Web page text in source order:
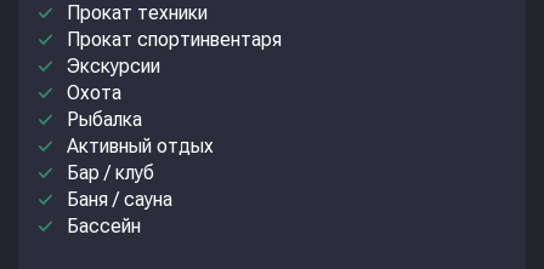
done Прокат техники
done Прокат спортинвентаря
done Экскурсии
done Охота
done Рыбалка
done Активный отдых
done Бар / клуб
done Баня / сауна
done Бассейн